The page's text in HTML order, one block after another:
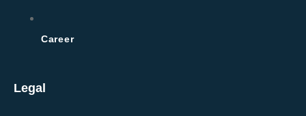
Career
Legal